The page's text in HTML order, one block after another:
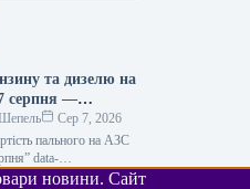
news/41868-
mojut-
za-kreditami-
аграріям
відсотки за
ЄС…
та дизелю на
серпня —
Сер 7, 2026
пального на АЗС
data-
news/41870-
новини. Сайт